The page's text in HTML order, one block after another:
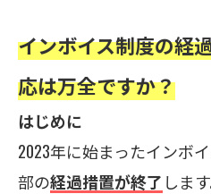
インボイス制度の経
応は万全ですか？
はじめに
2023年に始まったインボ
部の経過措置が終了 しま